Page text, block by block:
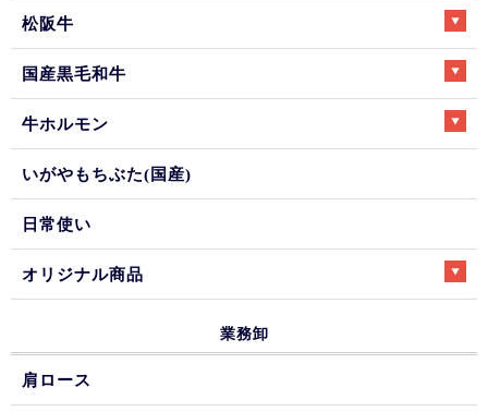
松阪牛
国産黒毛和牛
牛ホルモン
いがやもちぶた(国産)
日常使い
オリジナル商品
業務卸
肩ロース